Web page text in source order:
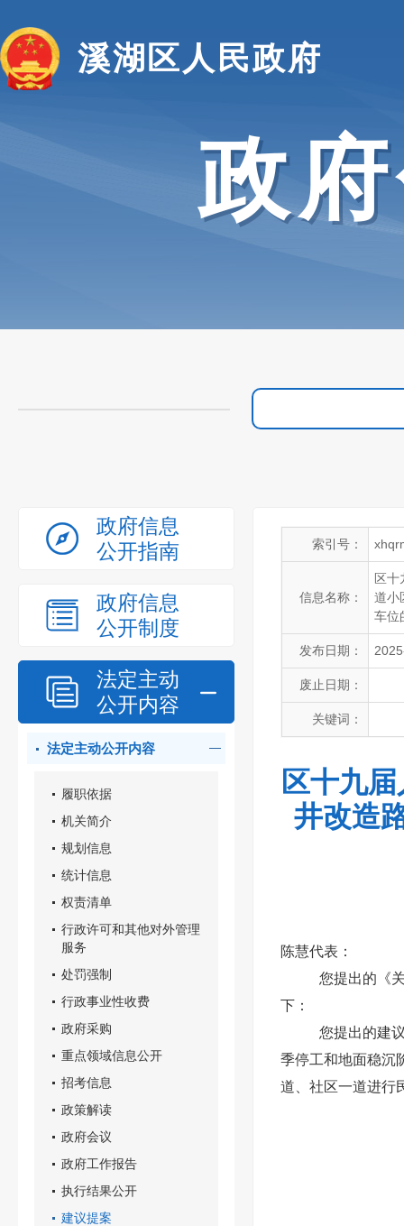
溪湖区人民政府
政
政府信息
公开指南
政府信息
公开制度
法定主动
公开内容
法定主动公开内容
履职依据
机关简介
规划信息
统计信息
权责清单
行政许可和其他对外管理
服务
处罚强制
行政事业性收费
政府采购
重点领域信息公开
招考信息
政策解读
政府会议
政府工作报告
执行结果公开
建议提案
索引号：
信息名称：
区十
道小
车位
发布日期：
废止日期：
关键词：
区十九
井改造
陈慧代表：
您提出的《
下：
您提出的建
季停工和地面稳沉
道、社区一道进行